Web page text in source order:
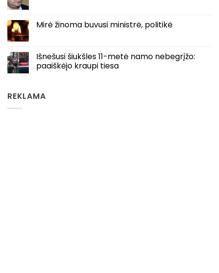
Mirė žinoma buvusi ministrė, politikė
Išnešusi šiukšles 11-metė namo nebegrįžo:
paaiškėjo kraupi tiesa
REKLAMA